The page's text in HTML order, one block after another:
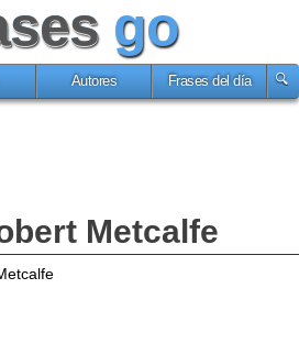
go
Autores Frases del día
Metcalfe